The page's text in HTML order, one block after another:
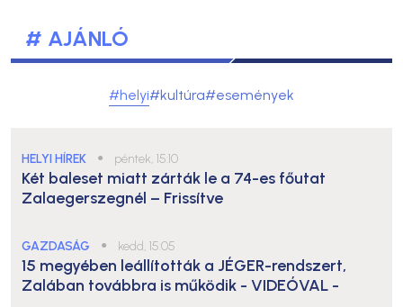
# AJÁNLÓ
#helyi#kultúra#események
HELYI HÍREK ● péntek, 15:10
Két baleset miatt zárták le a 74-es főutat
Zalaegerszegnél – Frissítve
GAZDASÁG ● kedd, 15:05
15 megyében leállították a JÉGER-rendszert,
Zalában továbbra is működik - VIDEÓVAL -